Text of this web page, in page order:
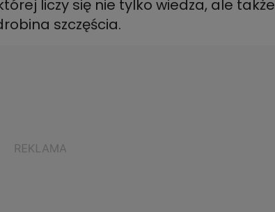
liczy się nie tylko wiedza, ale także
szczęścia.